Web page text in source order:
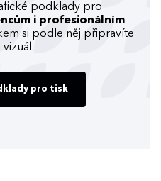
podklady pro
i profesionálním
si podle něj připravíte
pro tisk